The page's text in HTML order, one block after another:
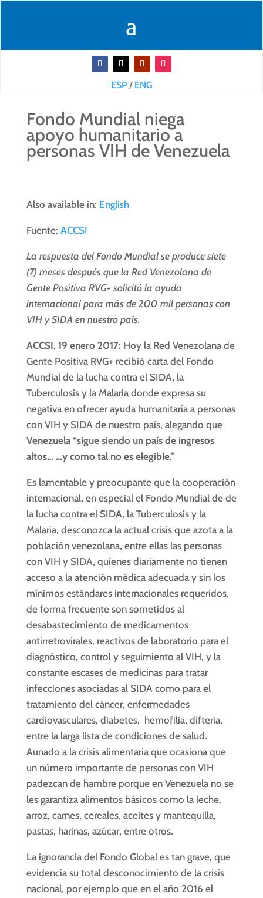
ESP/ ENG
Fondo Mundial niega
apoyo humanitario a
personas VIH de Venezuela
Also available in: English
Fuente: ACCSI
La respuesta del Fondo Mundial se produce siete
(7) meses después que la Red Venezolana de
Gente Positiva RVG+ solicitó la ayuda
internacional para más de 200 mil personas con
VIH y SIDA en nuestro país.
ACCSI, 19 enero 2017: Hoy la Red Venezolana de
Gente Positiva RVG+ recibió carta del Fondo
Mundial de la lucha contra el SIDA, la
Tuberculosis y la Malaria donde expresa su
negativa en ofrecer ayuda humanitaria a personas
con VIH y SIDA de nuestro país, alegando que
Venezuela “sigue siendo un país de ingresos
altos… …y como tal no es elegible.”
Es lamentable y preocupante que la cooperación
internacional, en especial el Fondo Mundial de de
la lucha contra el SIDA, la Tuberculosis y la
Malaria, desconozca la actual crisis que azota a la
población venezolana, entre ellas las personas
con VIH y SIDA, quienes diariamente no tienen
acceso a la atención médica adecuada y sin los
mínimos estándares internacionales requeridos,
de forma frecuente son sometidos al
desabastecimiento de medicamentos
antirretrovirales, reactivos de laboratorio para el
diagnóstico, control y seguimiento al VIH, y la
constante escases de medicinas para tratar
infecciones asociadas al SIDA como para el
tratamiento del cáncer, enfermedades
cardiovasculares, diabetes, hemofilia, difteria,
entre la larga lista de condiciones de salud.
Aunado a la crisis alimentaria que ocasiona que
un número importante de personas con VIH
padezcan de hambre porque en Venezuela no se
les garantiza alimentos básicos como la leche,
arroz, carnes, cereales, aceites y mantequilla,
pastas, harinas, azúcar, entre otros.
La ignorancia del Fondo Global es tan grave, que
evidencia su total desconocimiento de la crisis
nacional, por ejemplo que en el año 2016 el